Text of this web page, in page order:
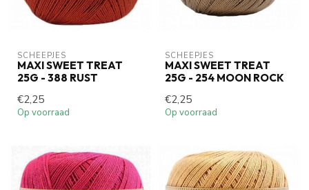
SCHEEPJES
MAXI SWEET TREAT
25G - 388 RUST
€2,25
Op voorraad
SCHEEPJES
MAXI SWEET TREAT
25G - 254 MOON ROCK
€2,25
Op voorraad